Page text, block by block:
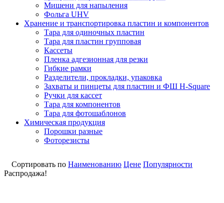
Мишени для напыления
Фольга UHV
Хранение и транспортировка пластин и компонентов
Тара для одиночных пластин
Тара для пластин групповая
Кассеты
Пленка адгезионная для резки
Гибкие рамки
Разделители, прокладки, упаковка
Захваты и пинцеты для пластин и ФШ H-Square
Ручки для кассет
Тара для компонентов
Тара для фотошаблонов
Химическая продукция
Порошки разные
Фоторезисты
Сортировать по Наименованию Цене Популярности
Распродажа!